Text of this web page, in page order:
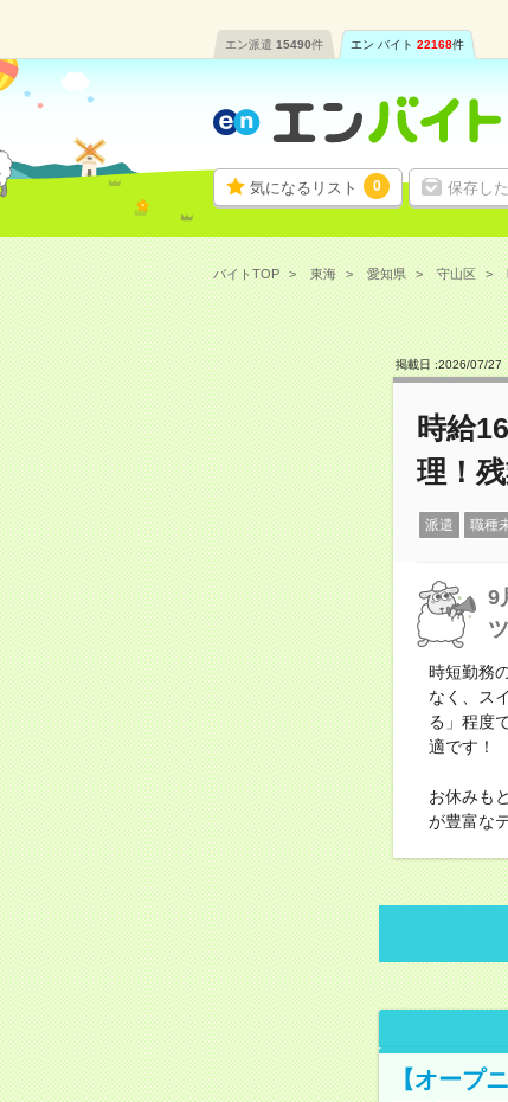
エン派遣 15490件 エン バイト 22168件
気になるリスト 0 保存し
バイトTOP 東海 愛知県 守山区
掲載日 :2026/07/27
時給
理！
派遣 職種
9
時短勤務
なく、ス
る」程度
適です！
お休みも
が豊富な
【オープ